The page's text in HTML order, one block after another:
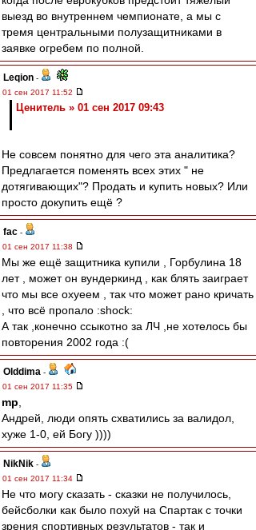
выезд во внутреннем чемпионате, а мы с
тремя центральными полузащитниками в
заявке огребем по полной.
Leqion -
01 сен 2017 11:52
Ценитель » 01 сен 2017 09:43
Не совсем понятно для чего эта аналитика?
Предлагается поменять всех этих " не
дотягивающих"? Продать и купить новых? Или
просто докупить ещё ?
fac -
01 сен 2017 11:38
Мы же ещё защитника купили , Горбулина 18
лет , может он вундеркинд , как блять заиграет
что мы все охуеем , так что может рано кричать
, что всё пропало :shock:
А так ,конечно ссыкотно за ЛЧ ,не хотелось бы
повторения 2002 года :(
Olddima -
01 сен 2017 11:35
mp
Андрей, люди опять схватились за валидол,
хуже 1-0, ей Богу ))))
NikNik -
01 сен 2017 11:34
Нe что могу сказать - сказки не получилось,
бейсболки как было похуй на Спартак с точки
зрения спортивных результатов - так и